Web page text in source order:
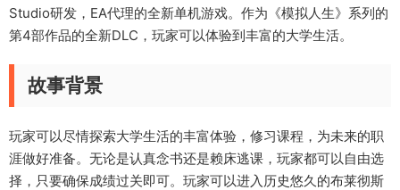
Studio研发，EA代理的全新单机游戏。作为《模拟人生》系列的
第4部作品的全新DLC，玩家可以体验到丰富的大学生活。
故事背景
玩家可以尽情探索大学生活的丰富体验，修习课程，为未来的职
涯做好准备。无论是认真念书还是赖床逃课，玩家都可以自由选
择，只要确保成绩过关即可。玩家可以进入历史悠久的布莱彻斯